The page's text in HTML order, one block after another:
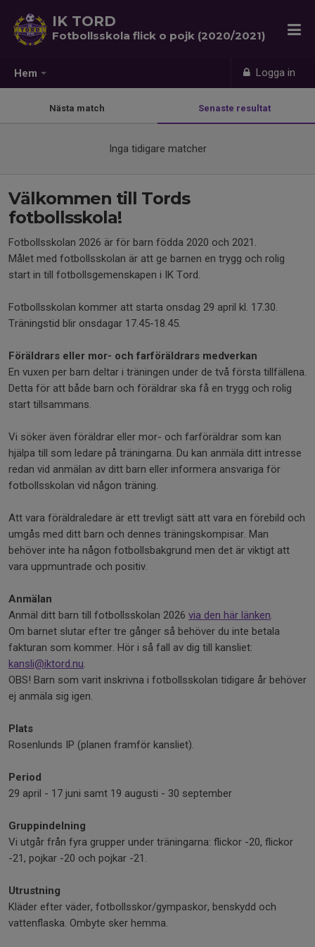
Hem Logga in
IK TORD
Fotbollsskola flick o pojk (2020/2021)
Nästa match Senaste resultat
Inga tidigare matcher
Välkommen till Tords
fotbollsskola!
Fotbollsskolan 2026 är för barn födda 2020 och 2021.
Målet med fotbollsskolan är att ge barnen en trygg och rolig
start in till fotbollsgemenskapen i IK Tord.
Fotbollsskolan kommer att starta onsdag 29 april kl. 17.30.
Träningstid blir onsdagar 17.45-18.45.
Föräldrars eller mor- och farföräldrars medverkan
En vuxen per barn deltar i träningen under de två första tillfällena.
Detta för att både barn och föräldrar ska få en trygg och rolig
start tillsammans.
Vi söker även föräldrar eller mor- och farföräldrar som kan
hjälpa till som ledare på träningarna. Du kan anmäla ditt intresse
redan vid anmälan av ditt barn eller informera ansvariga för
fotbollsskolan vid någon träning.
Att vara föräldraledare är ett trevligt sätt att vara en förebild och
umgås med ditt barn och dennes träningskompisar. Man
behöver inte ha någon fotbollsbakgrund men det är viktigt att
vara uppmuntrade och positiv.
Anmälan
Anmäl ditt barn till fotbollsskolan 2026 via den här länken.
Om barnet slutar efter tre gånger så behöver du inte betala
fakturan som kommer. Hör i så fall av dig till kansliet:
kansli@iktord.nu.
OBS! Barn som varit inskrivna i fotbollsskolan tidigare år behöver
ej anmäla sig igen.
Plats
Rosenlunds IP (planen framför kansliet).
Period
29 april - 17 juni samt 19 augusti - 30 september
Gruppindelning
Vi utgår från fyra grupper under träningarna: flickor -20, flickor
-21, pojkar -20 och pojkar -21.
Utrustning
Kläder efter väder, fotbollsskor/gympaskor, benskydd och
vattenflaska. Ombyte sker hemma.